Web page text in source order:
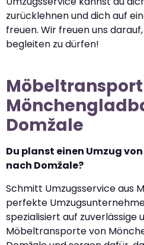
zurücklehnen und dich auf
freuen. Wir freuen uns
begleiten zu dürfen!
Domžale
Du planst einen Umzug
nach Domžale?
Schmitt Umzugsservice aus
perfekte
spezialisiert auf zuverlässige
Möbeltransporte von